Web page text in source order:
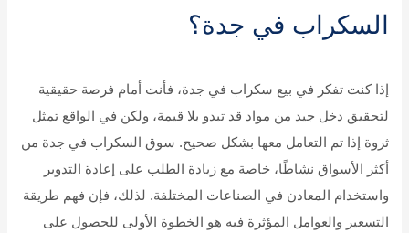
السكراب في جدة؟
إذا كنت تفكر في بيع سكراب في جدة، فأنت أمام فرصة حقيقية
لتحقيق دخل جيد من مواد قد تبدو بلا قيمة، ولكن في الواقع تمثل
ثروة إذا تم التعامل معها بشكل صحيح. سوق السكراب في جدة من
أكثر الأسواق نشاطًا، خاصة مع زيادة الطلب على إعادة التدوير
واستخدام المعادن في الصناعات المختلفة. لذلك، فإن فهم طريقة
التسعير والعوامل المؤثرة فيه هو الخطوة الأولى للحصول على